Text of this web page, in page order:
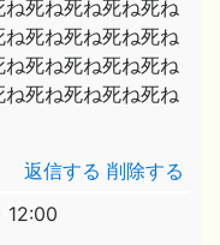
死ね死ね死ね死ね
死ね死ね死ね死ね
死ね死ね死ね死ね
死ね死ね死ね死ね
返信する 削除する
12:00